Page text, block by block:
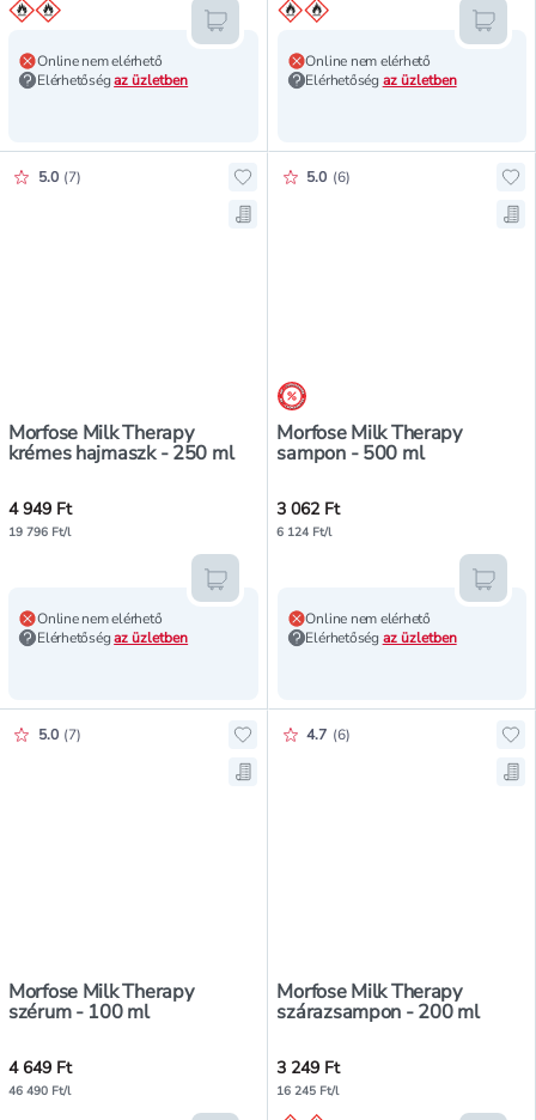
Online nem elérhető
Elérhetőségaz üzletben
Kosárba teszem
Online nem elérhető
Elérhetőség az üzletben
Morfose Milk Therapy
krémes hajmaszk - 250 ml
Értékelés pontszáma:
5.0 (7)
Hozzáadás a kedvencekhez,
Mentés a bevásárló listára,
4 949 Ft
19 796 Ft/l
Online nem elérhető
Elérhetőségaz üzletben
Kosárba teszem
árréscsökkentés
Morfose Milk Therapy
sampon - 500 ml
Értékelés pontszáma:
5.0 (6)
3 062 Ft
6 124 Ft/l
Online nem elérhető
Elérhetőség az üzletben
Morfose Milk Therapy
szérum - 100 ml
Értékelés pontszáma:
5.0 (7)
Hozzáadás a kedvencekhez,
Mentés a bevásárló listára,
4 649 Ft
46 490 Ft/l
Morfose Milk Therapy
szárazsampon - 200 ml
Értékelés pontszáma:
4.7 (6)
3 249 Ft
16 245 Ft/l